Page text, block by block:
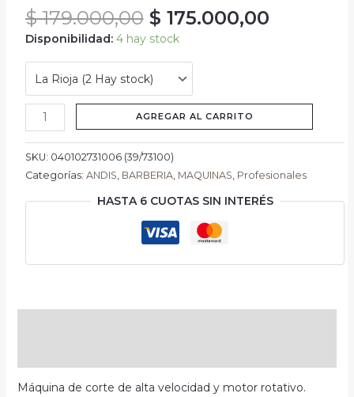
$179.000,00 $ 175.000,00
Disponibilidad: 4 hay stock
AGREGAR AL CARRITO
SKU: 040102731006 (39/73100)
Categorías: ANDIS, BARBERIA, MAQUINAS, Profesionales
HASTA 6 CUOTAS SIN INTERÉS
Máquina de corte de alta velocidad y motor rotativo.